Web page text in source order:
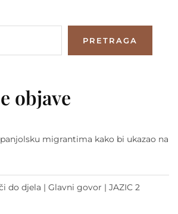
PRETRAGA
objave
migrantima kako bi ukazao na
do djela | Glavni govor | JAZIC 2